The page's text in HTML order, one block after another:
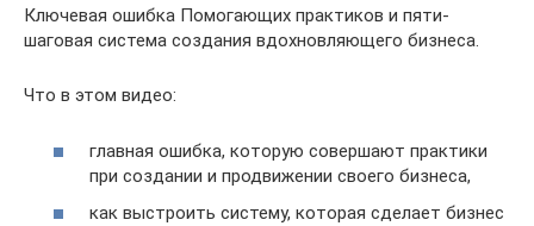
Ключевая ошибка Помогающих практиков и пяти-
шаговая система создания вдохновляющего бизнеса.
Что в этом видео:
главная ошибка, которую совершают практики
при создании и продвижении своего бизнеса,
как выстроить систему, которая сделает бизнес